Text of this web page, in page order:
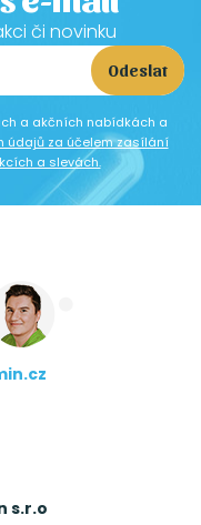
či novinku
Odeslat
a akčních nabídkách a
údajů za účelem zasílání
a slevách.
s.r.o